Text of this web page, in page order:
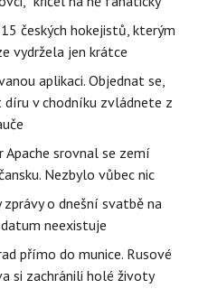
českých hokejistů, kterým
vydržela jen krátce
aplikaci. Objednat se,
v chodníku zvládnete z
Apache srovnal se zemí
Nezbylo vůbec nic
o dnešní svatbě na
neexistuje
přímo do munice. Rusové
si zachránili holé životy